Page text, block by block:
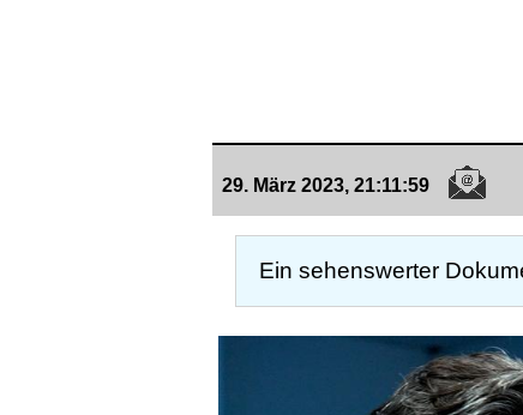
29. März 2023, 21:11:59
Ein sehenswerter